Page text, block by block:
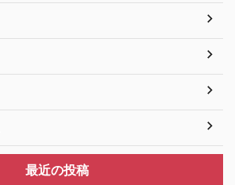
最近の投稿